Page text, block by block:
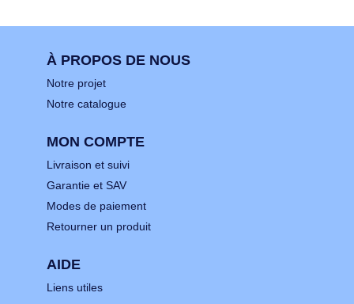
À PROPOS DE NOUS
Notre projet
Notre catalogue
MON COMPTE
Livraison et suivi
Garantie et SAV
Modes de paiement
Retourner un produit
AIDE
Liens utiles